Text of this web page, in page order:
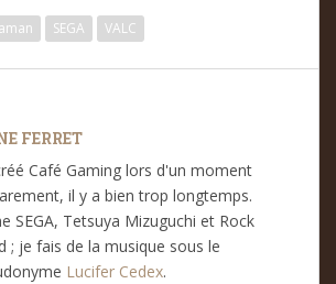
SEGA VALC
FERRET
Café Gaming lors d'un moment
il y a bien trop longtemps.
SEGA, Tetsuya Mizuguchi et Rock
; je fais de la musique sous le
Lucifer Cedex.